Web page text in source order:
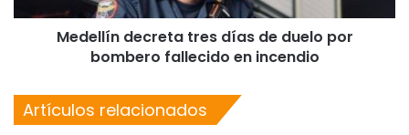
Medellín decreta tres días de duelo por
bombero fallecido en incendio
Artículos relacionados